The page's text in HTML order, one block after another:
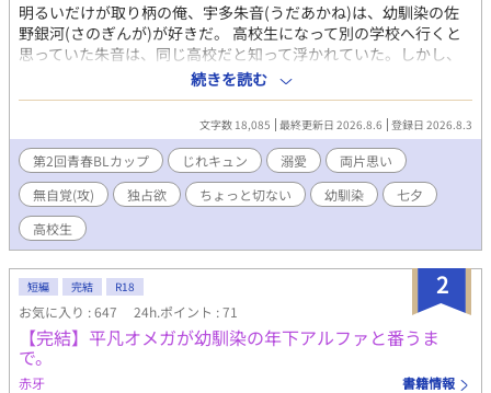
明るいだけが取り柄の俺、宇多朱音(うだあかね)は、幼馴染の佐
野銀河(さのぎんが)が好きだ。 高校生になって別の学校へ行くと
思っていた朱音は、同じ高校だと知って浮かれていた。しかし、
再会した彼は朱音の身長を抜き去って高校デビューを果たしてい
た。ノンケなのに異常なほどスキンシップが過剰な銀河に翻弄さ
れていく朱音。そして、高校生活での言動によって二人の関係は
大きく変わっていくことになる。 恋心を知りながらノンケなのに
異常なほどスキンシップの激しい銀河と、恋心を知られていない
と秘密を抱えながら日々悶々としている朱音の淡い青春ラブスト
ーリー。 王道の幼馴染じれキュンBL！ ちょっと以上に距離感バ
グってる！？ 【完結確約】なので初日から読んでもらえると嬉し
いです。 ✦初日(8月3日)から8月9日までの7日間は2話掲載！ 時間
いので、ボーナスタイムによって変更する場合もあります。朝は2
話投稿時のみ 投稿日：8月3日 完結日：8月31日(予定) ©2026
kurehaCorp. 【無断転載使用AI学習全て禁止】All rights
reserved.
続きを読む
文字数 18,085 最終更新日 2026.8.6 登録日 2026.8.3
第2回青春BLカップ じれキュン 溺愛
両片思い
無自覚(攻)
独占欲 ちょっと切ない 幼馴染
七夕
高校生
2
短編 完結 R18
お気に入り : 647 24h.ポイント : 71
【完結】平凡オメガが幼馴染の年下アルファと番うま
で。
赤牙 書籍情報